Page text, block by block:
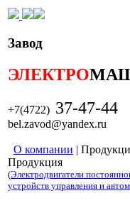
Завод
ЭЛЕКТРО
+7(4722) 37-47-44
bel.zavod@yandex.ru
О компании |
Продукция
(Электродвигатели
устройств управления и